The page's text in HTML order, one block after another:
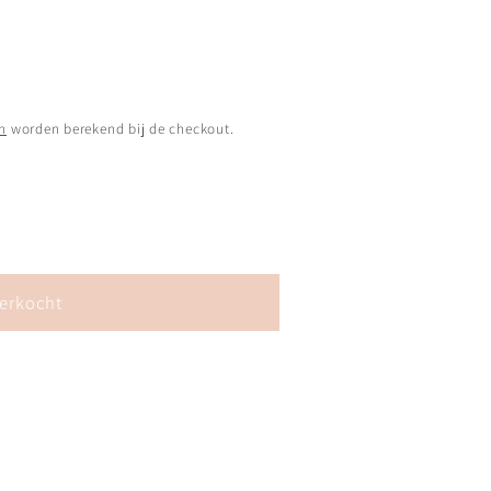
worden berekend bij de checkout.